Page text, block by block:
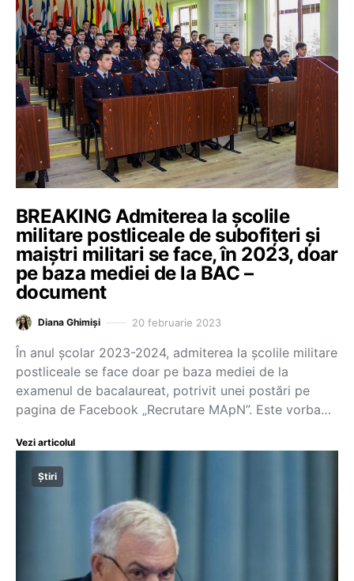
BREAKING Admiterea la școlile
militare postliceale de subofițeri și
maiștri militari se face, în 2023, doar
pe baza mediei de la BAC –
document
Diana Ghimiși 20 februarie 2023
În anul școlar 2023-2024, admiterea la școlile militare
postliceale se face doar pe baza mediei de la
examenul de bacalaureat, potrivit unei postări pe
pagina de Facebook „Recrutare MApN”. Este vorba…
Vezi articolul
Știri